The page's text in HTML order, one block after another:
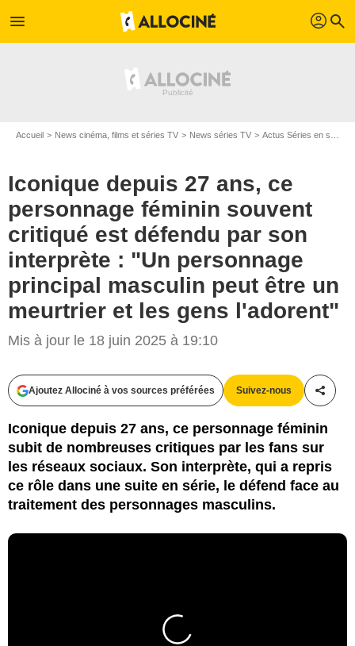
menu profil search
Accueil News cinéma, films et séries TV News séries TV Actus Séries en streaming
Iconique depuis 27 ans, ce
personnage féminin souvent
critiqué est défendu par son
interprète : "Un personnage
principal masculin peut être un
meurtrier et les gens l'adorent"
Mis à jour le 18 juin 2025 à 19:10
Ajoutez Allociné à vos sources préférées Suivez-nous
Iconique depuis 27 ans, ce personnage féminin
subit de nombreuses critiques par les fans sur
les réseaux sociaux. Son interprète, qui a repris
ce rôle dans une suite en série, le défend face au
traitement des personnages masculins.